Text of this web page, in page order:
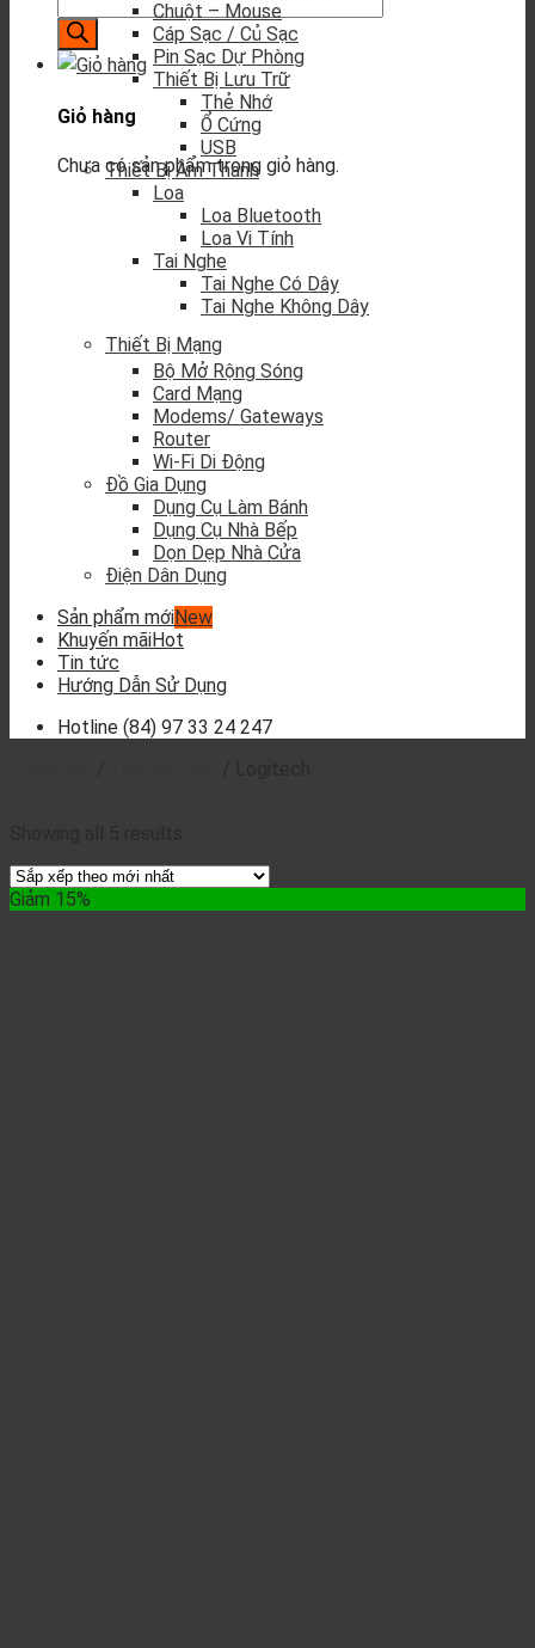
Giỏ hàng
Chưa có sản phẩm trong giỏ hàng.
Chuột – Mouse
Cáp Sạc / Củ Sạc
Pin Sạc Dự Phòng
Thiết Bị Lưu Trữ
Thẻ Nhớ
Ổ Cứng
USB
Thiết Bị Âm Thanh
Loa
Loa Bluetooth
Loa Vi Tính
Tai Nghe
Tai Nghe Có Dây
Tai Nghe Không Dây
Thiết Bị Mạng
Bộ Mở Rộng Sóng
Card Mạng
Modems/ Gateways
Router
Wi-Fi Di Động
Đồ Gia Dụng
Dụng Cụ Làm Bánh
Dụng Cụ Nhà Bếp
Dọn Dẹp Nhà Cửa
Điện Dân Dụng
Sản phẩm mới
Khuyến mãi
Tin tức
Hướng Dẫn Sử Dụng
Hotline (84) 97 33 24 247
Giảm 15%